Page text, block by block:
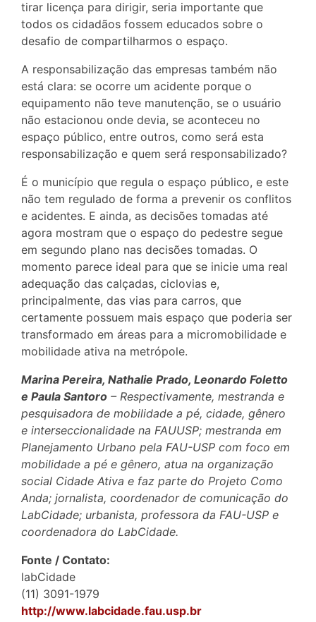
tirar licença para dirigir, seria importante que
todos os cidadãos fossem educados sobre o
desafio de compartilharmos o espaço.
A responsabilização das empresas também não
está clara: se ocorre um acidente porque o
equipamento não teve manutenção, se o usuário
não estacionou onde devia, se aconteceu no
espaço público, entre outros, como será esta
responsabilização e quem será responsabilizado?
É o município que regula o espaço público, e este
não tem regulado de forma a prevenir os conflitos
e acidentes. E ainda, as decisões tomadas até
agora mostram que o espaço do pedestre segue
em segundo plano nas decisões tomadas. O
momento parece ideal para que se inicie uma real
adequação das calçadas, ciclovias e,
principalmente, das vias para carros, que
certamente possuem mais espaço que poderia ser
transformado em áreas para a micromobilidade e
mobilidade ativa na metrópole.
Marina Pereira, Nathalie Prado, Leonardo Foletto
e Paula Santoro – Respectivamente, mestranda e
pesquisadora de mobilidade a pé, cidade, gênero
e interseccionalidade na FAUUSP; mestranda em
Planejamento Urbano pela FAU-USP com foco em
mobilidade a pé e gênero, atua na organização
social Cidade Ativa e faz parte do Projeto Como
Anda; jornalista, coordenador de comunicação do
LabCidade; urbanista, professora da FAU-USP e
coordenadora do LabCidade.
Fonte / Contato:
labCidade
(11) 3091-1979
http://www.labcidade.fau.usp.br